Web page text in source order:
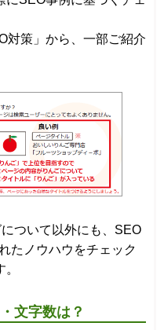
対策」から、一部ご紹介
ついて以外にも、SEO
たノウハウをチェック
文字数は？